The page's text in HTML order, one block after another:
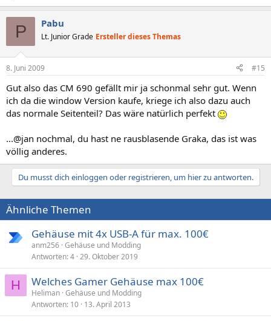
P Pabu
Lt. Junior Grade Ersteller dieses Themas
8. Juni 2009 #15
Gut also das CM 690 gefällt mir ja schonmal sehr gut. Wenn
ich da die window Version kaufe, kriege ich also dazu auch
das normale Seitenteil? Das wäre natürlich perfekt
...@jan nochmal, du hast ne rausblasende Graka, das ist was
völlig anderes.
Du musst dich einloggen oder registrieren, um hier zu antworten.
Ähnliche Themen
Gehäuse mit 4x USB-A für max. 100€
anm256 Gehäuse und Modding
Antworten 4 29. Oktober 2019
H Welches Gamer Gehäuse max 100€
Heliman Gehäuse und Modding
Antworten 10 13. April 2013